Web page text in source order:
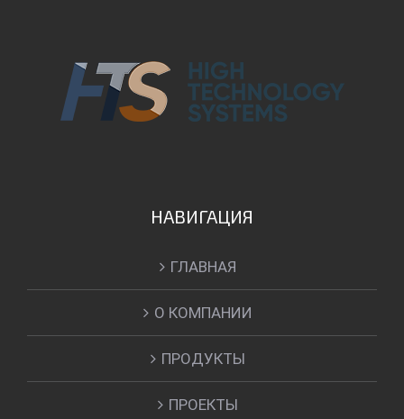
НАВИГАЦИЯ
ГЛАВНАЯ
О КОМПАНИИ
ПРОДУКТЫ
ПРОЕКТЫ